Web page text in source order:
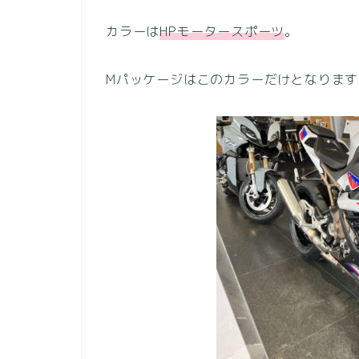
カラーはHPモータースポーツ。
Mパッケージはこのカラーだけとなりま